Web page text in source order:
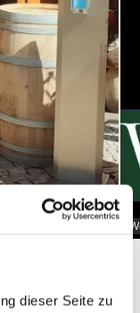
dieser Seite zu